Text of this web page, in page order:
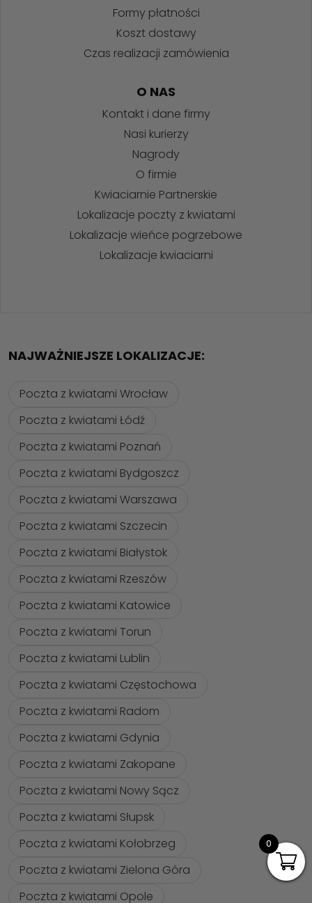
Formy płatności
Koszt dostawy
Czas realizacji zamówienia
O NAS
Kontakt i dane firmy
Nasi kurierzy
Nagrody
O firmie
Kwiaciarnie Partnerskie
Lokalizacje poczty z kwiatami
Lokalizacje wieńce pogrzebowe
Lokalizacje kwiaciarni
NAJWAŻNIEJSZE LOKALIZACJE:
Poczta z kwiatami Wrocław
Poczta z kwiatami Łódź
Poczta z kwiatami Poznań
Poczta z kwiatami Bydgoszcz
Poczta z kwiatami Warszawa
Poczta z kwiatami Szczecin
Poczta z kwiatami Białystok
Poczta z kwiatami Rzeszów
Poczta z kwiatami Katowice
Poczta z kwiatami Torun
Poczta z kwiatami Lublin
Poczta z kwiatami Częstochowa
Poczta z kwiatami Radom
Poczta z kwiatami Gdynia
Poczta z kwiatami Zakopane
Poczta z kwiatami Nowy Sącz
Poczta z kwiatami Słupsk
Poczta z kwiatami Kołobrzeg
Poczta z kwiatami Zielona Góra
Poczta z kwiatami Opole
0